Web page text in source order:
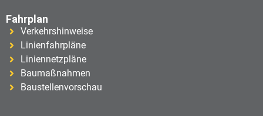
Fahrplan
Verkehrshinweise
Linienfahrpläne
Liniennetzpläne
Baumaßnahmen
Baustellenvorschau